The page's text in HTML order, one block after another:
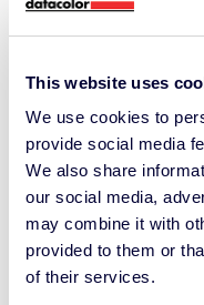
This website uses
We use cookies to
provide social media
We also share
our social media,
may combine it with
provided to them or
of their services.
Espace de réunion